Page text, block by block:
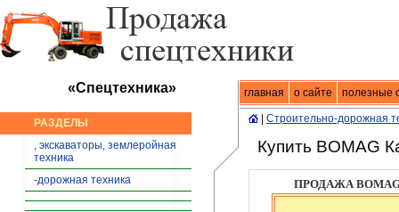
главная о сайте полезные
«Спецтехника» Спецтехника| продажа
РАЗДЕЛЫ
, экскаваторы, землеройная
техника
-дорожная техника
Строительно-дорожная
Купить BOMAG
ПРОДАЖА BOMAG